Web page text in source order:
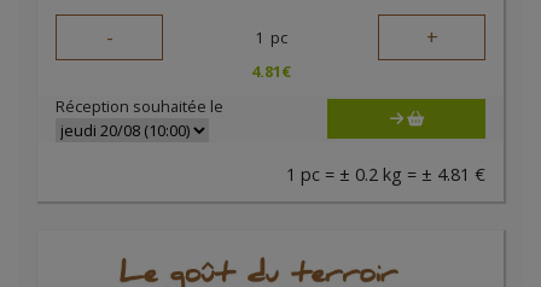
- 1 pc +
4.81€
Réception souhaitée le
1 pc = ± 0.2 kg = ± 4.81 €